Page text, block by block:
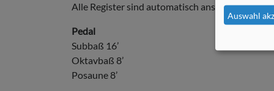
Alle Register sind automatisch ans Pedal
Pedal
Subbaß 16’
Oktavbaß 8’
Posaune 8’
Auswahl